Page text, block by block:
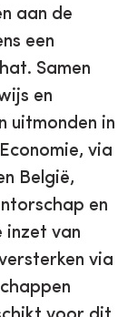
aan de
een
Samen
en
uitmonden in
via
België,
en
inzet van
via